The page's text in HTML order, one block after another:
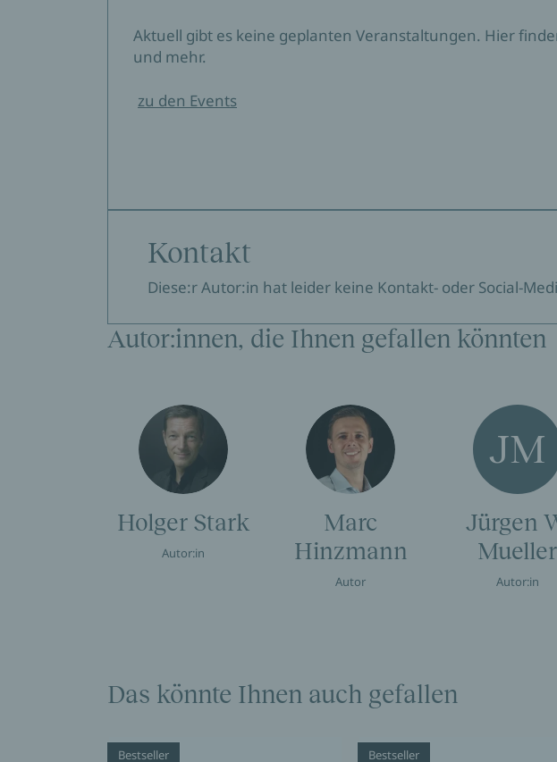
Aktuell gibt es keine geplanten Veranstaltungen. Hier
und mehr.
zu den Events
Kontakt
Diese:r Autor:in hat leider keine Kontakt- oder Social-
Autor:innen, die Ihnen gefallen könnten
Holger Stark
Autor:in
Marc
Hinzmann
Autor
JM
Jürgen
Mueller
Autor:in
Das könnte Ihnen auch gefallen
Bestseller Bestseller